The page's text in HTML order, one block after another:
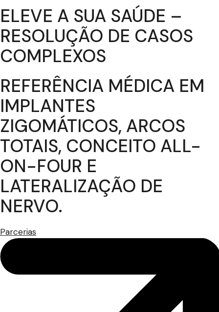
ELEVE A SUA SAÚDE –
RESOLUÇÃO DE CASOS
COMPLEXOS
REFERÊNCIA MÉDICA EM
IMPLANTES
ZIGOMÁTICOS, ARCOS
TOTAIS, CONCEITO ALL-
ON-FOUR E
LATERALIZAÇÃO DE
NERVO.
Parcerias